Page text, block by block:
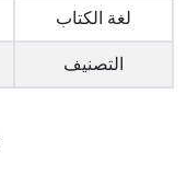
لغة الكتاب
التصنيف